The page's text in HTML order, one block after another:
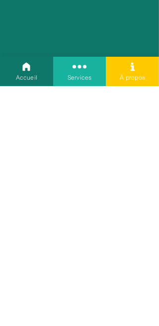
Accueil Services À propos